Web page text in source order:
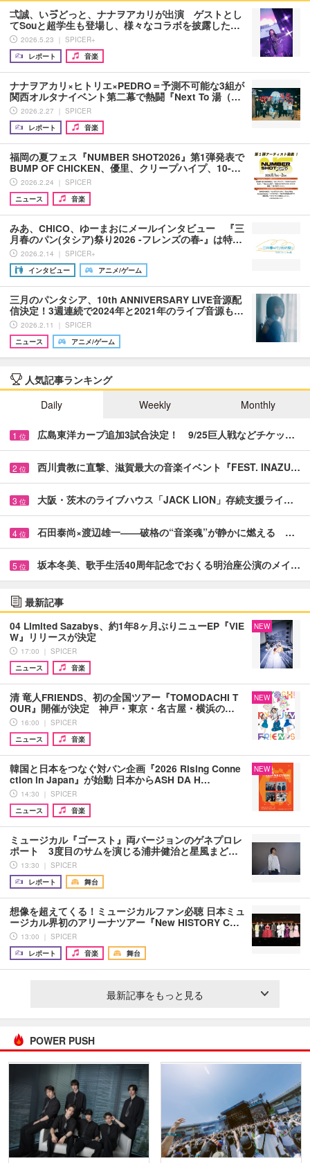
弌誠、いゔどっと、ナナヲアカリが出演 ゲストとし
てSouと超学生も登場し、様々なコラボを披露した…
2026.5.23 ｜ SPICER+
レポート
音楽
ナナヲアカリ×ヒトリエ×PEDRO＝予測不可能な3組が
関西オルタナイベント第二幕で熱闘『Next To 湯（…
2026.2.27 ｜ SPICER
レポート
音楽
福岡の夏フェス『NUMBER SHOT2026』第1弾発表で
BUMP OF CHICKEN、優里、クリープハイプ、10-…
2026.2.24 ｜ SPICER
ニュース
音楽
みあ、CHiCO、ゆーまおにメールインタビュー 『三
月春のパン(タシア)祭り2026 -フレンズの春-』は特…
2026.2.14 ｜ SPICER+
インタビュー
アニメ/ゲーム
三月のパンタシア、10th ANNIVERSARY LIVE音源配
信決定！3週連続で2024年と2021年のライブ音源も…
2026.2.11 ｜ SPICER
ニュース
アニメ/ゲーム
人気記事ランキング
Daily
Weekly Monthly
1 位 広島東洋カープ追加3試合決定！ 9/25巨人戦などチケッ…
2 位 西川貴教に直撃、滋賀最大の音楽イベント『FEST. INAZU…
3 位 大阪・茨木のライブハウス「JACK LION」存続支援ライ…
4 位 石田泰尚×渡辺雄一――破格の“音楽魂”が静かに燃える …
5 位 坂本冬美、歌手生活40周年記念でおくる明治座公演のメイ…
最新記事
04 Limited Sazabys、約1年8ヶ月ぶりニューEP『VIE
W』リリースが決定
17:00 ｜ SPICER
ニュース
音楽
NEW
清 竜人FRIENDS、初の全国ツアー『TOMODACHI T
OUR』開催が決定 神戸・東京・名古屋・横浜の…
16:00 ｜ SPICER
ニュース
音楽
NEW
韓国と日本をつなぐ対バン企画『2026 Rising Conne
ction in Japan』が始動 日本からASH DA H…
14:30 ｜ SPICER
ニュース
音楽
NEW
ミュージカル『ゴースト』両バージョンのゲネプロレ
ポート 3度目のサムを演じる浦井健治と星風まど…
13:30 ｜ SPICER
レポート
舞台
想像を超えてくる！ミュージカルファン必聴 日本ミュ
ージカル界初のアリーナツアー『New HISTORY C…
13:00 ｜ SPICER
レポート
音楽 舞台
最新記事をもっと見る
POWER PUSH